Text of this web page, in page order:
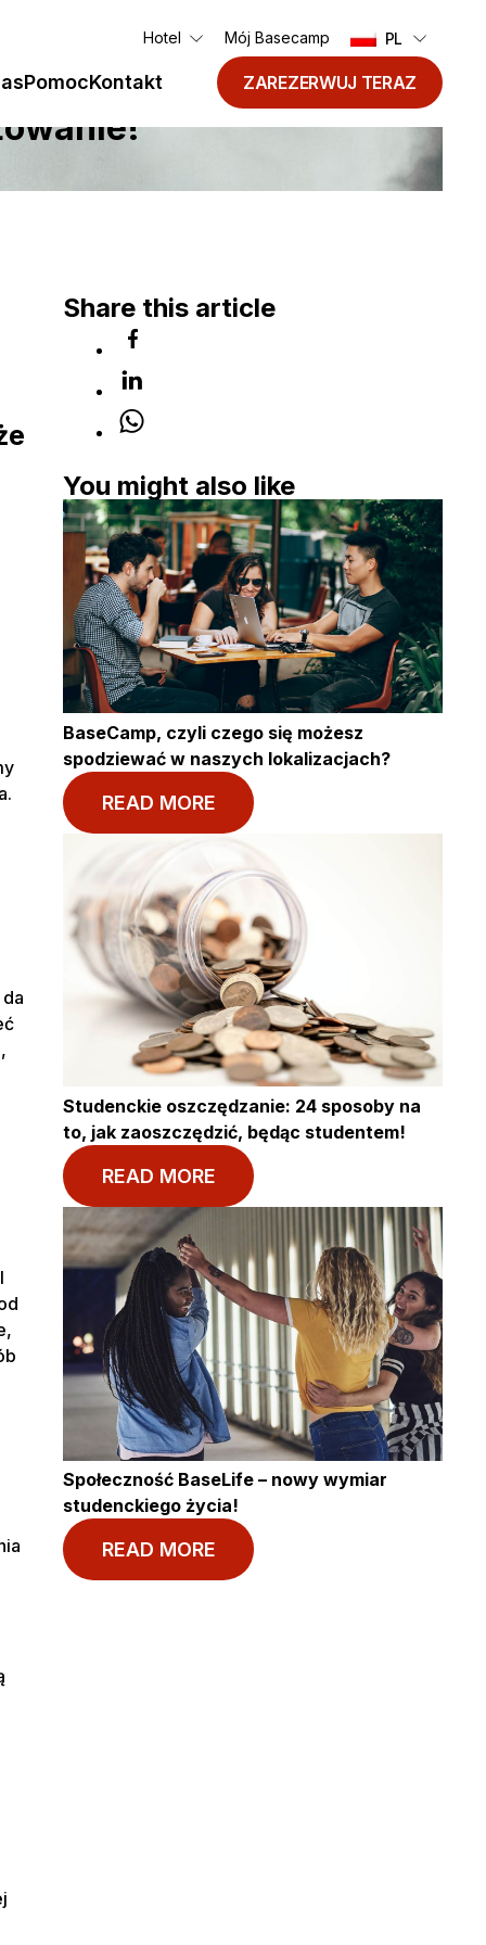
Hotel Mój Basecamp PL
PomocKontakt ZAREZERWUJ TERAZ
Share this article
You might also like
BaseCamp, czyli czego się możesz
spodziewać w naszych lokalizacjach?
READ MORE
Studenckie oszczędzanie: 24 sposoby na
to, jak zaoszczędzić, będąc studentem!
READ MORE
Społeczność BaseLife – nowy wymiar
studenckiego życia!
READ MORE